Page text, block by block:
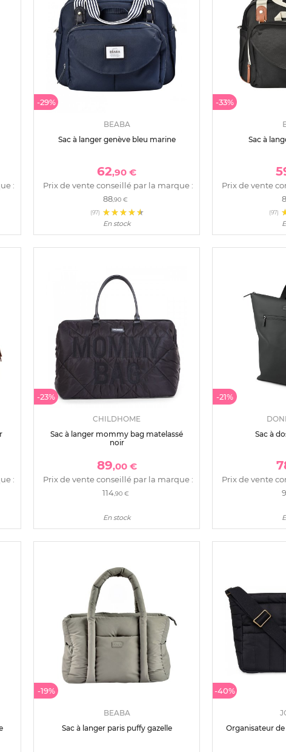
:
-29%
BEABA
Sac à langer genève bleu marine
62,90 €
Prix de vente conseillé par la marque :
88,90 €
(97)
En stock
-33%
Sac à
Prix de vente
(97)
:
-23%
CHILDHOME
Sac à langer mommy bag matelassé
noir
89,00 €
Prix de vente conseillé par la marque :
114,90 €
En stock
-21%
Sac à
Prix de vente
-19%
BEABA
Sac à langer paris puffy gazelle
-40%
Organisateur